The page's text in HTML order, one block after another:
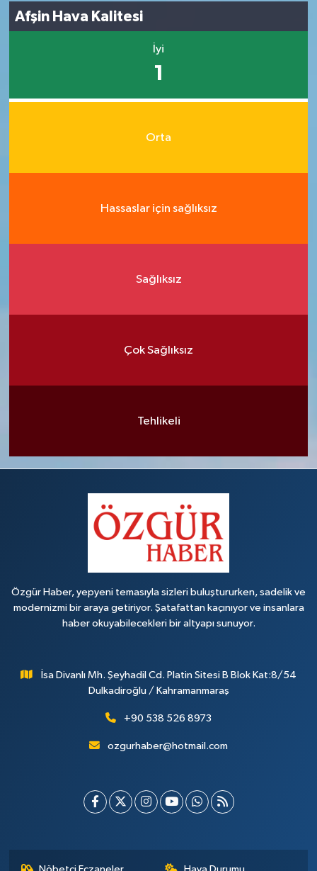
Afşin Hava Kalitesi
İyi
1
Orta
Hassaslar için sağlıksız
Sağlıksız
Çok Sağlıksız
Tehlikeli
Özgür Haber, yepyeni temasıyla sizleri buluştururken, sadelik ve
modernizmi bir araya getiriyor. Şatafattan kaçınıyor ve insanlara
haber okuyabilecekleri bir altyapı sunuyor.
İsa Divanlı Mh. Şeyhadil Cd. Platin Sitesi B Blok Kat:8/54
Dulkadiroğlu / Kahramanmaraş
+90 538 526 8973
ozgurhaber@hotmail.com